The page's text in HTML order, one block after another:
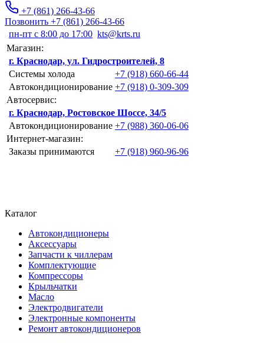
+7 (861) 266-43-66
Позвонить +7 (861) 266-43-66
пн-пт с 8:00 до 17:00 kts@krts.ru
Магазин:
г. Краснодар, ул. Гидростроителей, 8
Системы холода
+7 (918) 660-66-44
Автокондиционирование +7 (918) 0-309-309
Автосервис:
г. Краснодар, Ростовское Шоссе, 34/5
Автокондиционирование +7 (988) 360-06-06
Интернет-магазин:
Заказы принимаются
+7 (918) 960-96-96
Каталог
Автокондиционеры
Аксессуары
Запчасти к чиллерам
Комплектующие
Компрессоры
Крыльчатки
Масло
Электродвигатели
Электронные компоненты
Ремонт автокондиционеров